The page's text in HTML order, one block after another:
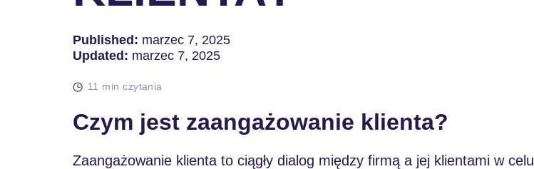
Published: marzec 7, 2025
Updated: marzec 7, 2025
11 min czytania
Czym jest zaangażowanie klienta?
Zaangażowanie klienta to ciągły dialog między firmą a jej klientami w celu